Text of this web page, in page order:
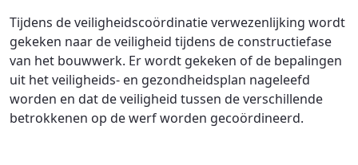
Tijdens de veiligheidscoördinatie verwezenlijking wordt
gekeken naar de veiligheid tijdens de constructiefase
van het bouwwerk. Er wordt gekeken of de bepalingen
uit het veiligheids- en gezondheidsplan nageleefd
worden en dat de veiligheid tussen de verschillende
betrokkenen op de werf worden gecoördineerd.